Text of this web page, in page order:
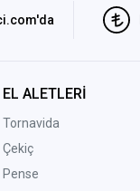
EL ALETLERİ
Tornavida
Çekiç
Pense